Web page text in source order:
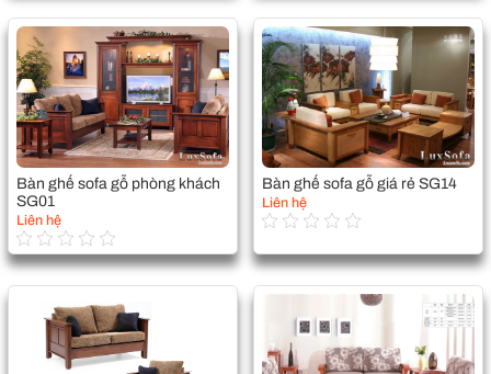
Bàn ghế sofa gỗ phòng khách
SG01
Liên hệ
Bàn ghế sofa gỗ giá rẻ SG14
Liên hệ